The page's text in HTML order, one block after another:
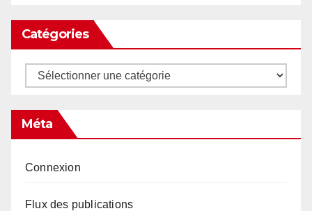
Catégories
Catégories
Méta
Connexion
Flux des publications